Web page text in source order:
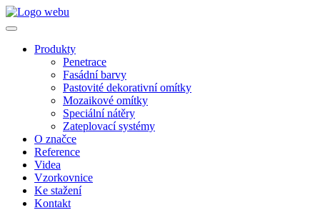
Produkty
Penetrace
Fasádní barvy
Pastovité dekorativní omítky
Mozaikové omítky
Speciální nátěry
Zateplovací systémy
O značce
Reference
Videa
Vzorkovnice
Ke stažení
Kontakt